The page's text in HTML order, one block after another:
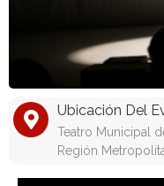
Ubicación Del
Teatro Municipal
Región